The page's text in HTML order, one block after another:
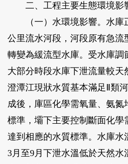
二、工程主要生態環境影
（一）水環境影響。水庫
公里流水河段，河段原有急流
轉變為緩流型水庫。受水庫調
大部分時段水庫下泄流量較天
澄潭江現狀水質基本滿足Ⅱ類
成後，庫區化學需氧量、氨氮
標準，壩下主要控制斷面化學
達到相應的水質標準。水庫水
3月至9月下泄水溫低於天然水